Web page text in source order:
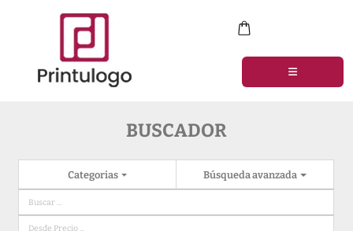
BUSCADOR
Categorias Búsqueda avanzada